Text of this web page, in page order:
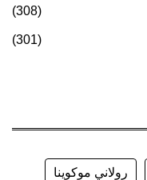
(308)
(301)
رولاني موكوينا